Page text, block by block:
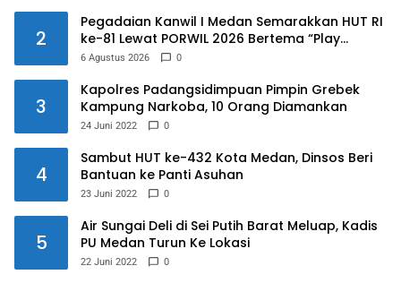
2
Pegadaian Kanwil I Medan Semarakkan HUT RI
ke-81 Lewat PORWIL 2026 Bertema “Play
Together, Grow Together”
6 Agustus 2026 0
3
Kapolres Padangsidimpuan Pimpin Grebek
Kampung Narkoba, 10 Orang Diamankan
24 Juni 2022 0
4
Sambut HUT ke-432 Kota Medan, Dinsos Beri
Bantuan ke Panti Asuhan
23 Juni 2022 0
5
Air Sungai Deli di Sei Putih Barat Meluap, Kadis
PU Medan Turun Ke Lokasi
22 Juni 2022 0